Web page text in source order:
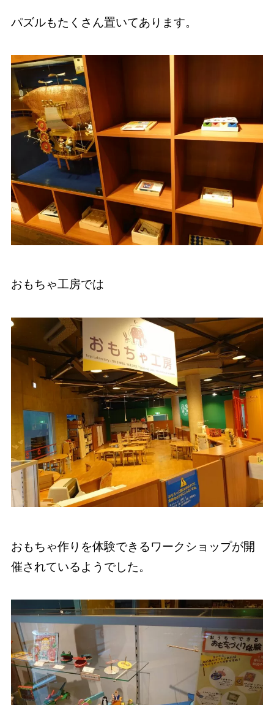
パズルもたくさん置いてあります。
おもちゃ工房では
おもちゃ作りを体験できるワークショップが開
催されているようでした。